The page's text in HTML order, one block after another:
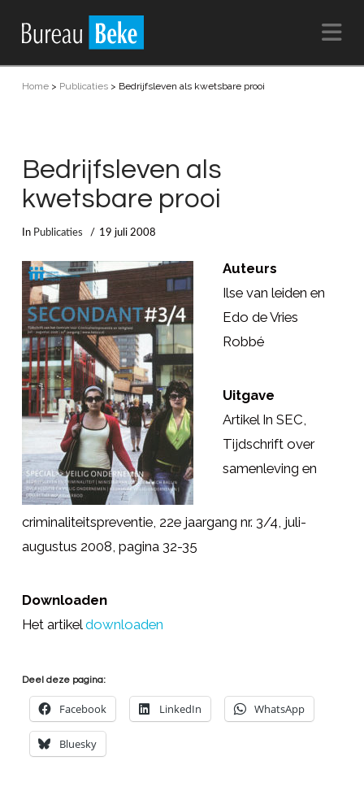
Home> Publicaties> Bedrijfsleven als kwetsbare prooi
Bedrijfsleven als
kwetsbare prooi
In Publicaties 19 juli 2008
Auteurs
Ilse van leiden en
Edo de Vries
Robbé
Uitgave
Artikel In SEC,
Tijdschrift over
samenleving en
criminaliteitspreventie, 22e jaargang nr. 3/4, juli-
augustus 2008, pagina 32-35
Downloaden
Het artikel downloaden
Deel deze pagina:
Facebook LinkedIn WhatsApp
Bluesky